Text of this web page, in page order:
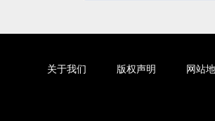
关于我们 版权声明 网站